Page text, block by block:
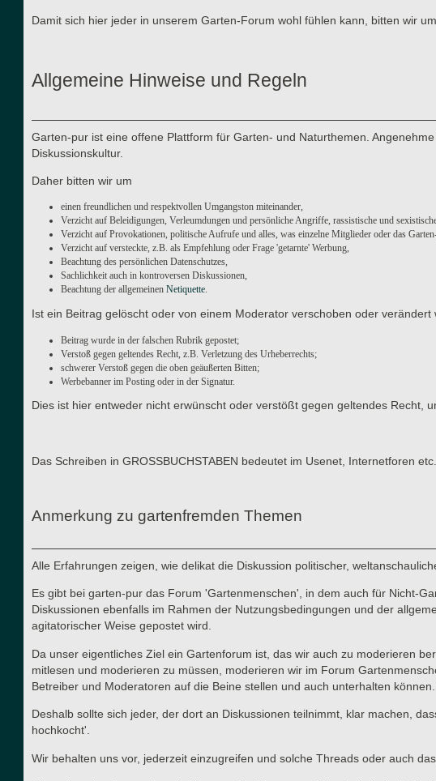
Damit sich hier jeder in unserem Garten-Forum wohl fühlen kann, bitten wir
Allgemeine Hinweise und Regeln
Garten-pur ist eine offene Plattform für Garten- und Naturthemen.
Diskussionskultur.
Daher bitten wir um
einen freundlichen und respektvollen Umgangston miteinander,
Verzicht auf Beleidigungen, Verleumdungen und persönliche Angriffe, rassistische und
Verzicht auf Provokationen, politische Aufrufe und alles, was einzelne Mitglieder oder das
Verzicht auf versteckte, z.B. als Empfehlung oder Frage 'getarnte' Werbung,
Beachtung des persönlichen Datenschutzes,
Sachlichkeit auch in kontroversen Diskussionen,
Beachtung der allgemeinen Netiquette.
Ist ein Beitrag gelöscht oder von einem Moderator verschoben oder
Beitrag wurde in der falschen Rubrik gepostet;
Verstoß gegen geltendes Recht, z.B. Verletzung des Urheberrechts;
schwerer Verstoß gegen die oben geäußerten Bitten;
Werbebanner im Posting oder in der Signatur.
Dies ist hier entweder nicht erwünscht oder verstößt gegen geltendes Recht,
Das Schreiben in GROSSBUCHSTABEN bedeutet im Usenet, Internetforen
Anmerkung zu gartenfremden Themen
Alle Erfahrungen zeigen, wie delikat die Diskussion politischer,
Es gibt bei garten-pur das Forum 'Gartenmenschen', in dem auch für Nicht-
Diskussionen ebenfalls im Rahmen der Nutzungsbedingungen und der
agitatorischer Weise gepostet wird.
Da unser eigentliches Ziel ein Gartenforum ist, das wir auch zu moderieren
mitlesen und moderieren zu müssen, moderieren wir im Forum
Betreiber und Moderatoren auf die Beine stellen und auch unterhalten
Deshalb sollte sich jeder, der dort an Diskussionen teilnimmt, klar machen,
hochkocht'.
Wir behalten uns vor, jederzeit einzugreifen und solche Threads oder auch